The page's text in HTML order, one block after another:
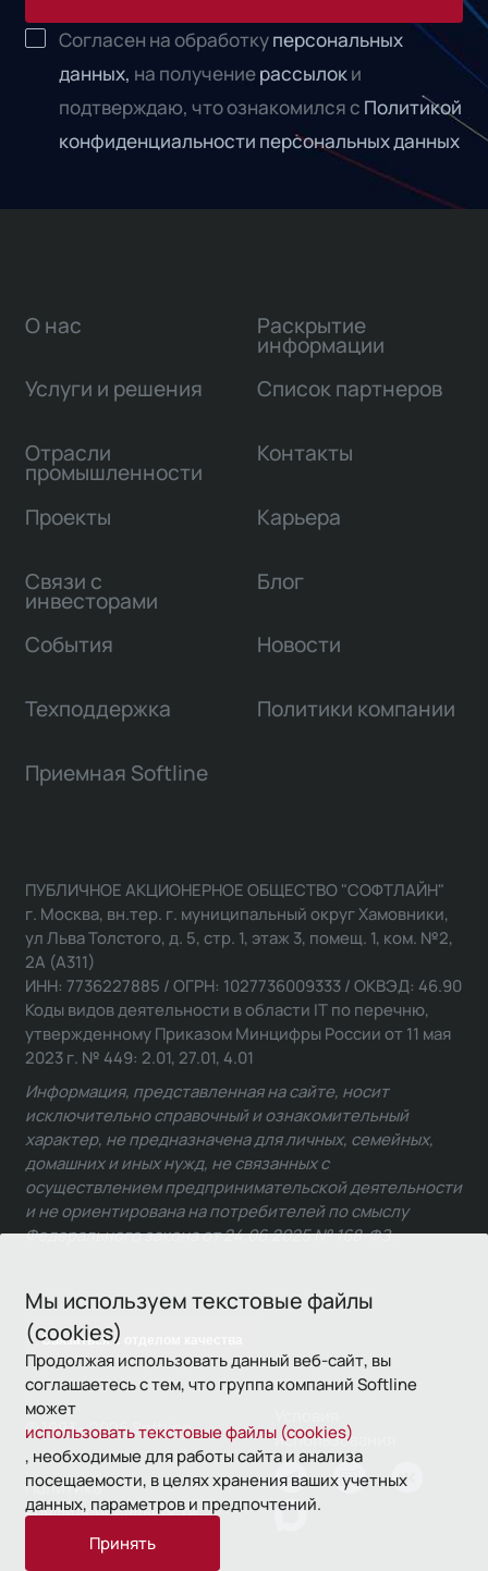
Согласен на обработкуперсональных
данных, на получениерассылоки
подтверждаю, что ознакомился с Политикой
конфиденциальности персональных данных
Мы используем текстовые файлы
(cookies)
Продолжая использовать данный веб-сайт, вы
соглашаетесь с тем, что группа компаний Softline
может
использовать текстовые файлы (cookies)
, необходимые для работы сайта и анализа
посещаемости, в целях хранения ваших учетных
данных, параметров и предпочтений.
Принять
О нас
Услуги и решения
Отрасли
промышленности
Проекты
Связи с
инвесторами
Раскрытие
информации
Список партнеров
Контакты
Карьера
Блог
События Новости
Техподдержка Политики компании
Приемная Softline
Связаться с отделом качества
ПУБЛИЧНОЕ АКЦИОНЕРНОЕ ОБЩЕСТВО "СОФТЛАЙН"
г. Москва, вн.тер. г. муниципальный округ Хамовники,
ул Льва Толстого, д. 5, стр. 1, этаж 3, помещ. 1, ком. №2,
2А (А311)
ИНН: 7736227885 / ОГРН: 1027736009333 / ОКВЭД: 46.90
Коды видов деятельности в области IT по перечню,
утвержденному Приказом Минцифры России от 11 мая
2023 г. № 449: 2.01, 27.01, 4.01
Информация, представленная на сайте, носит
исключительно справочный и ознакомительный
характер, не предназначена для личных, семейных,
домашних и иных нужд, не связанных с
осуществлением предпринимательской деятельности
и не ориентирована на потребителей по смыслу
Федерального закона от 24.06.2025 № 168-ФЗ.
© 1993—2026 Softline
использования
Политика
конфиденциальности